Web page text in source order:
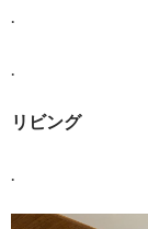
リビング